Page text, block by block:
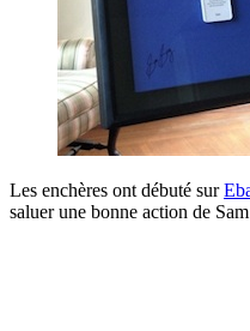
Les enchères ont débuté sur
saluer une bonne action de